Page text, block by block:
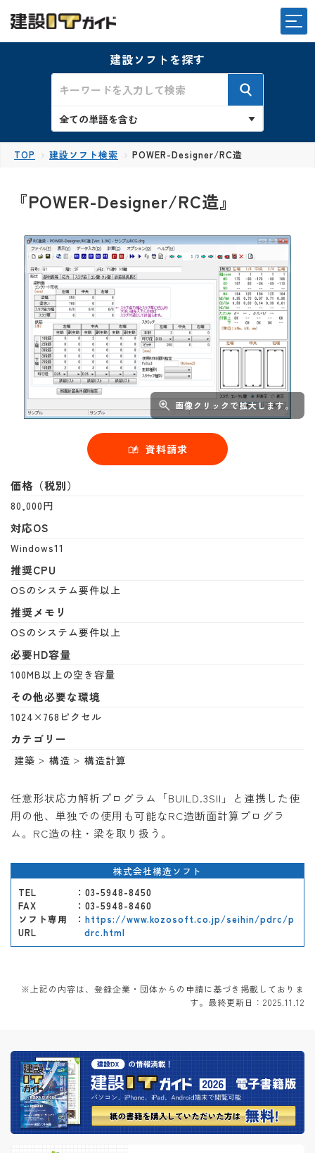
建設ソフトを探す
TOP 建設ソフト検索 POWER-Designer/RC造
『POWER-Designer/RC造』
画像クリックで拡大します。
資料請求
価格（税別）
80,000円
対応OS
Windows11
推奨CPU
OSのシステム要件以上
推奨メモリ
OSのシステム要件以上
必要HD容量
100MB以上の空き容量
その他必要な環境
1024×768ピクセル
カテゴリー
建築 構造 構造計算
任意形状応力解析プログラム「BUILD.3SII」と連携した使
用の他、単独での使用も可能なRC造断面計算プログラ
ム。RC造の柱・梁を取り扱う。
株式会社構造ソフト
TEL
：03-5948-8450
FAX
：03-5948-8460
ソフト専用
URL
： https://www.kozosoft.co.jp/seihin/pdrc/p
drc.html
※上記の内容は、登録企業・団体からの申請に基づき掲載しておりま
す。最終更新日：2025.11.12